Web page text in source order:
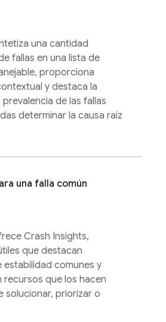
una cantidad
fallas en una lista de
proporciona
y destaca la
de las fallas
determinar la causa raíz
una falla común
Crash Insights,
que destacan
estabilidad comunes y
que los hacen
solucionar, priorizar o